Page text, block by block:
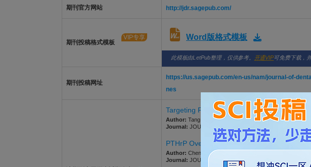
期刊官方网站 http://jdr.sagepub.com/
期刊投稿格式模板
VIP专享 Word版格式模板
此模板由LetPub整理，仅供参考。 开通VIP可免费下载，
期刊投稿网址
https://us.sagepub.com/en-us/nam/journal-of-
nes
Targeting Pyroptosis in Oral and
Author: Tang, L.; Wang, Y.; Yu, Z.; Chai, Y.; Chen, Y.;
Journal: JOURNAL OF DENTAL RESEARCH. 2026; Vol.
PTHrP Overexpression in Periosteum
Author: Chen, Y.; Zhang, B.; Li, B.; Wu, Y.; Zhong, J.; Li,
Journal: JOURNAL OF DENTAL RESEARCH. 2026; Vol.